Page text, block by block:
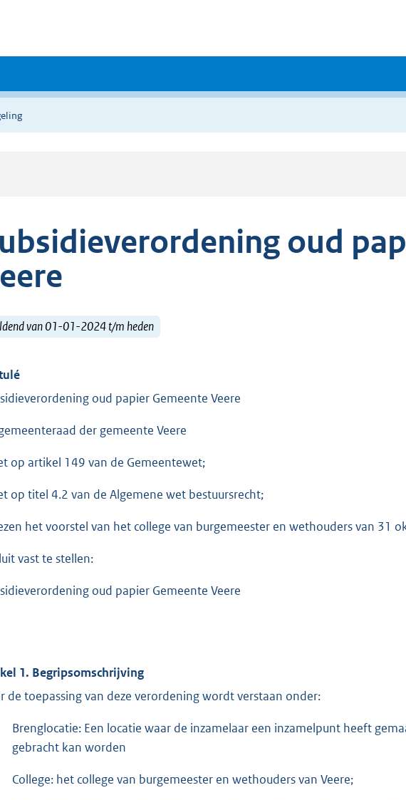
oud
van 01-01-2024 t/m heden
oud papier Gemeente Veere
der gemeente Veere
op artikel 149 van de Gemeentewet;
op titel 4.2 van de Algemene wet bestuursrecht;
het voorstel van het college van burgemeester en wethouders van 31
vast te stellen:
oud papier Gemeente Veere
1. Begripsomschrijving
de toepassing van deze verordening wordt verstaan onder:
Brenglocatie: Een locatie waar de inzamelaar een inzamelpunt heeft
gebracht kan worden
College: het college van burgemeester en wethouders van Veere;